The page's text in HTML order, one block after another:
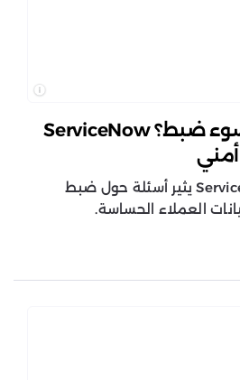
اختراق كامل أم سوء ضبط؟ ServiceNow
حادث أمني في ServiceNow يثير أسئلة حول ضبط